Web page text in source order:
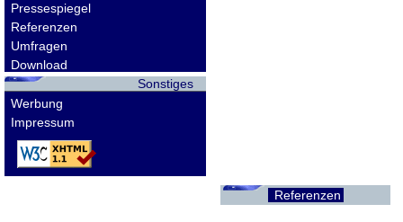
Pressespiegel
Referenzen
Umfragen
Download
Sonstiges
Werbung
Impressum
Referenzen